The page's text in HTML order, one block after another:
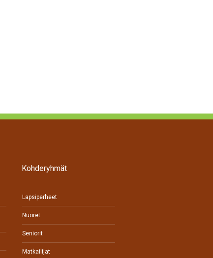
Kohderyhmät
Lapsiperheet
Nuoret
Seniorit
Matkailijat